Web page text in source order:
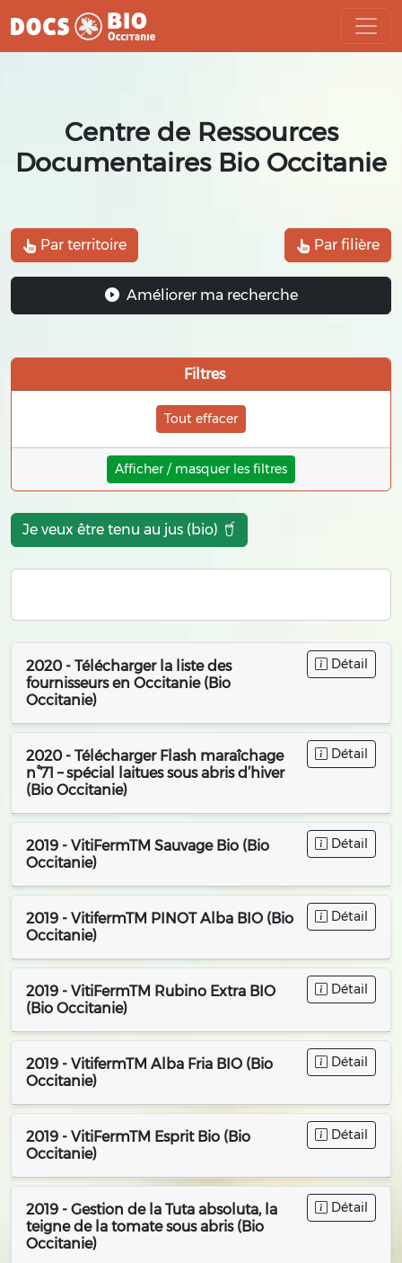
Centre de Ressources
Documentaires Bio Occitanie
Par territoire Par filière
Améliorer ma recherche
Filtres
Tout effacer
Afficher / masquer les filtres
Je veux être tenu au jus (bio)
Détail
2020 - Télécharger la liste des
fournisseurs en Occitanie (Bio
Occitanie)
Détail
2020 - Télécharger Flash maraîchage
n°71 – spécial laitues sous abris d’hiver
(Bio Occitanie)
Détail
2019 - VitiFermTM Sauvage Bio (Bio
Occitanie)
Détail
2019 - VitifermTM PINOT Alba BIO (Bio
Occitanie)
Détail
2019 - VitiFermTM Rubino Extra BIO
(Bio Occitanie)
Détail
2019 - VitifermTM Alba Fria BIO (Bio
Occitanie)
Détail
2019 - VitiFermTM Esprit Bio (Bio
Occitanie)
Détail
2019 - Gestion de la Tuta absoluta, la
teigne de la tomate sous abris (Bio
Occitanie)